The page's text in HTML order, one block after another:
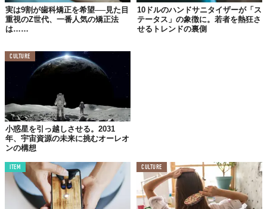
この世界は、もっと広いはずだ。
実は9割が歯科矯正を希望──見た目
重視のZ世代、一番人気の矯正法
は……
10ドルのハンドサニタイザーが「ス
テータス」の象徴に。若者を熱狂さ
せるトレンドの裏側
CULTURE
小惑星を引っ越しさせる。2031
年、宇宙資源の未来に挑むオーレオ
ンの構想
ITEM CULTURE